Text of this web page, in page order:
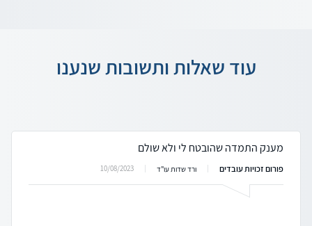
עוד שאלות ותשובות שנענו
מענק התמדה שהובטח לי ולא שולם
פורום זכויות עובדים ורד שדות עו"ד 10/08/2023